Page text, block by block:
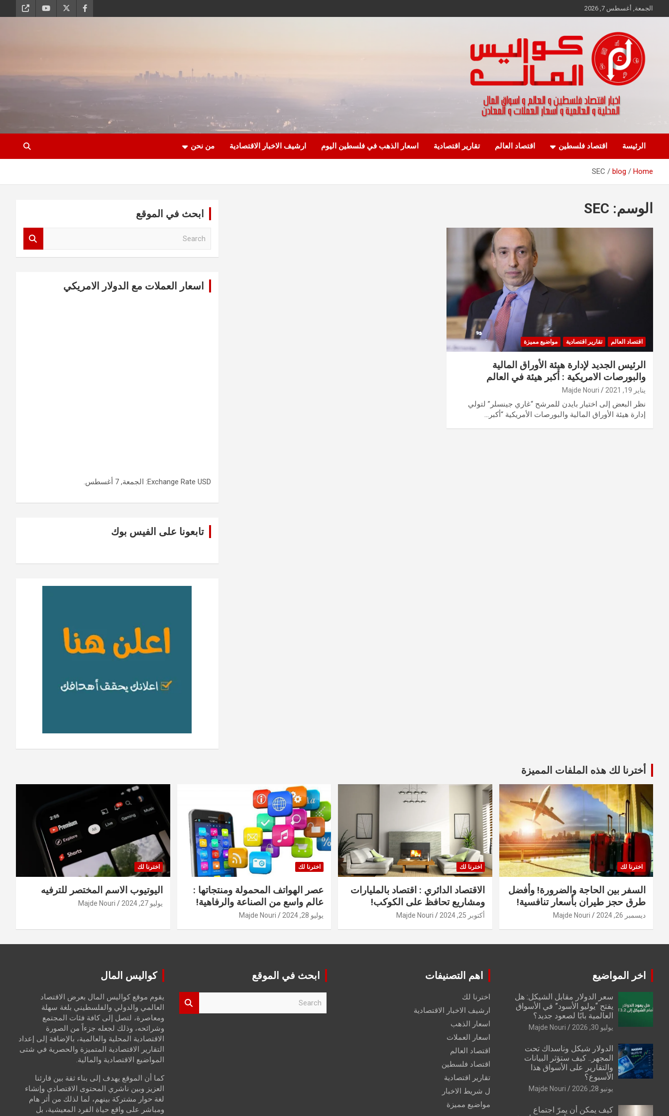
to
الجمعة, أغسطس 7, 2026
كواليس المال
الرئيسة اقتصاد فلسطين اقتصاد العالم تقارير اقتصادية اسعار الذهب في فلسطين اليوم ارشيف الاخبار الاقتصادية من نحن
Home
blog
SEC
الوسم: SEC
اقتصاد العالم تقارير اقتصادية مواضيع مميزة
الرئيس الجديد لإدارة هيئة الأوراق المالية
والبورصات الامريكية : أكبر هيئة في العالم
يناير 19, 2021 Majde Nouri
نظر البعض إلى اختيار بايدن للمرشح “غاري جينسلر” لتولي
إدارة هيئة الأوراق المالية والبورصات الأمريكية “أكبر…
ابحث في الموقع
اسعار العملات مع الدولار الامريكي
Exchange Rate USD : الجمعة, 7 أغسطس.
تابعونا على الفيس بوك
أخترنا لك هذه الملفات المميزة
اخترنا لك
السفر بين الحاجة والضرورة! وأفضل
طرق حجز طيران بأسعار تنافسية!
ديسمبر 26, 2024 Majde Nouri
اخترنا لك
الاقتصاد الدائري : اقتصاد بالمليارات
ومشاريع تحافظ على الكوكب!
أكتوبر 25, 2024 Majde Nouri
اخترنا لك
عصر الهواتف المحمولة ومنتجاتها :
عالم واسع من الصناعة والرفاهية!
يوليو 28, 2024 Majde Nouri
اخترنا لك
اليوتيوب الاسم المختصر للترفيه
يوليو 27, 2024 Majde Nouri
اخر المواضيع
سعر الدولار مقابل الشيكل: هل
يفتح “يوليو الأسود” في الأسواق
العالمية بابًا لصعود جديد؟
يوليو 30, 2026 Majde Nouri
الدولار شيكل وناسداك تحت
المجهر.. كيف ستؤثر البيانات
والتقارير على الأسواق هذا
الأسبوع؟
يونيو 28, 2026 Majde Nouri
كيف يمكن أن يمرّ اجتماع
اهم التصنيفات
اخترنا لك
ارشيف الاخبار الاقتصادية
اسعار الذهب
اسعار العملات
اقتصاد العالم
اقتصاد فلسطين
تقارير اقتصادية
ل شريط الاخبار
مواضيع مميزة
ابحث في الموقع كواليس المال
يقوم موقع كواليس المال بعرض الاقتصاد
العالمي والدولي والفلسطيني بلغة سهلة
ومعاصرة، لتصل إلى كافة فئات المجتمع
وشرائحه، وذلك لجعله جزءاً من الصورة
الاقتصادية المحلية والعالمية، بالإضافة إلى إعداد
التقارير الاقتصادية المتميزة والحصرية في شتى
المواضيع الاقتصادية والمالية.
كما أن الموقع يهدف إلى بناء ثقة بين قارئنا
العزيز وبين ناشري المحتوى الاقتصادي وإنشاء
لغة حوار مشتركة بينهم، لما لذلك من أثر هام
ومباشر على واقع حياة الفرد المعيشية، بل